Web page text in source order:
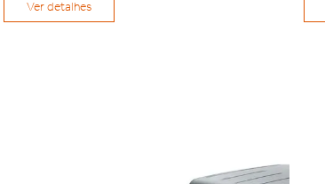
Ver detalhes